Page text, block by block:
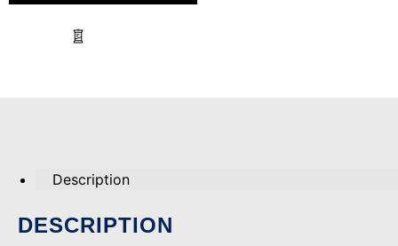
Description
DESCRIPTION